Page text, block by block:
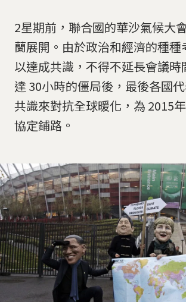
2星期前，聯合國的華沙氣候大
蘭展開。由於政治和經濟的種
以達成共識，不得不延長會議
達 30小時的僵局後，最後各國
共識來對抗全球暖化，為 2015
協定鋪路。